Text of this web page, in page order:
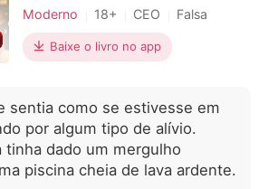
Furiosa, ela contratou um gigolô para
ideia de quem ele era e só achava
que ele precisava de dinheiro para
máscara, ela descobriu que ele era
um magnata. A partir daí, a história
de amor deles começou oficialmente.
Ele dava a ela tudo o que ela queria e
eles viviam felizes. No entanto, algo
Moderno 18+ CEO
Falsa
Encantador
Baixe o livro no app
sentia como se estivesse em
por algum tipo de alívio.
tinha dado um mergulho
piscina cheia de lava ardente.